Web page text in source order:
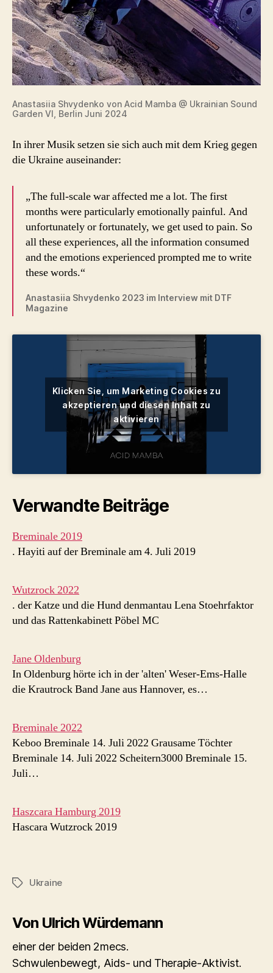
Anastasiia Shvydenko von Acid Mamba @ Ukrainian Sound
Garden VI, Berlin Juni 2024
In ihrer Musik setzen sie sich auch mit dem Krieg gegen
die Ukraine auseinander:
„The full-scale war affected me a lot. The first
months were particularly emotionally painful. And
unfortunately or fortunately, we get used to pain. So
all these experiences, all the information consumed
and the emotions experienced prompted me to write
these words.“
Anastasiia Shvydenko 2023 im Interview mit DTF
Magazine
Klicken Sie, um Marketing Cookies zu
akzeptieren und diesen Inhalt zu
aktivieren
Verwandte Beiträge
Breminale 2019
. Hayiti auf der Breminale am 4. Juli 2019
Wutzrock 2022
. der Katze und die Hund denmantau Lena Stoehrfaktor
und das Rattenkabinett Pöbel MC
Jane Oldenburg
In Oldenburg hörte ich in der 'alten' Weser-Ems-Halle
die Krautrock Band Jane aus Hannover, es…
Breminale 2022
Keboo Breminale 14. Juli 2022 Grausame Töchter
Breminale 14. Juli 2022 Scheitern3000 Breminale 15.
Juli…
Haszcara Hamburg 2019
Hascara Wutzrock 2019
Schlagwörter
Ukraine
Von Ulrich Würdemann
einer der beiden 2mecs.
Schwulenbewegt, Aids- und Therapie-Aktivist.